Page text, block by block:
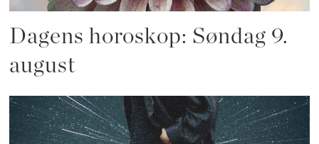
Dagens horoskop: Søndag 9.
august